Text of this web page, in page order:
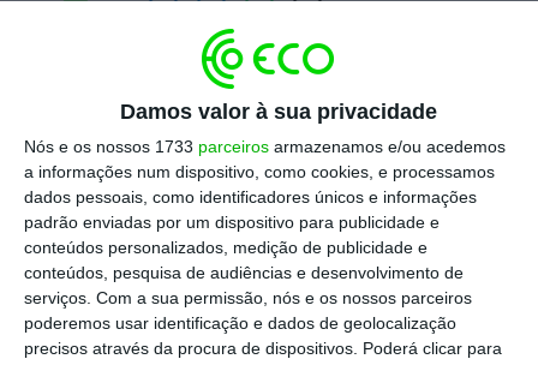
Damos valor à sua privacidade
Nós e os nossos 1733 parceiros armazenamos e/ou acedemos
a informações num dispositivo, como cookies, e processamos
dados pessoais, como identificadores únicos e informações
padrão enviadas por um dispositivo para publicidade e
conteúdos personalizados, medição de publicidade e
conteúdos, pesquisa de audiências e desenvolvimento de
serviços. Com a sua permissão, nós e os nossos parceiros
poderemos usar identificação e dados de geolocalização
precisos através da procura de dispositivos. Poderá clicar para
Assine o ECO Premium
No momento em que a informação é
mais importante do que nunca, apoie
o jornalismo independente e rigoroso.